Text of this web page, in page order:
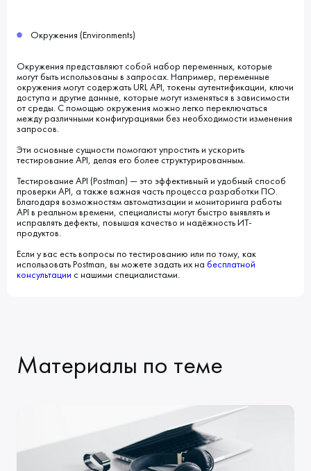
Окружения (Environments)
Окружения представляют собой набор переменных, которые
могут быть использованы в запросах. Например, переменные
окружения могут содержать URL API, токены аутентификации, ключи
доступа и другие данные, которые могут изменяться в зависимости
от среды. С помощью окружения можно легко переключаться
между различными конфигурациями без необходимости изменения
запросов.
Эти основные сущности помогают упростить и ускорить
тестирование API, делая его более структурированным.
Тестирование API (Postman) — это эффективный и удобный способ
проверки API, а также важная часть процесса разработки ПО.
Благодаря возможностям автоматизации и мониторинга работы
API в реальном времени, специалисты могут быстро выявлять и
исправлять дефекты, повышая качество и надёжность ИТ-
продуктов.
Если у вас есть вопросы по тестированию или по тому, как
использовать Postman, вы можете задать их на бесплатной
консультации с нашими специалистами.
Материалы по теме